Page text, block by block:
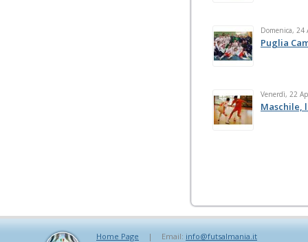
Domenica, 24
Puglia
Venerdì, 22
Maschile,
Home Page | Email: info@futsalmania.it